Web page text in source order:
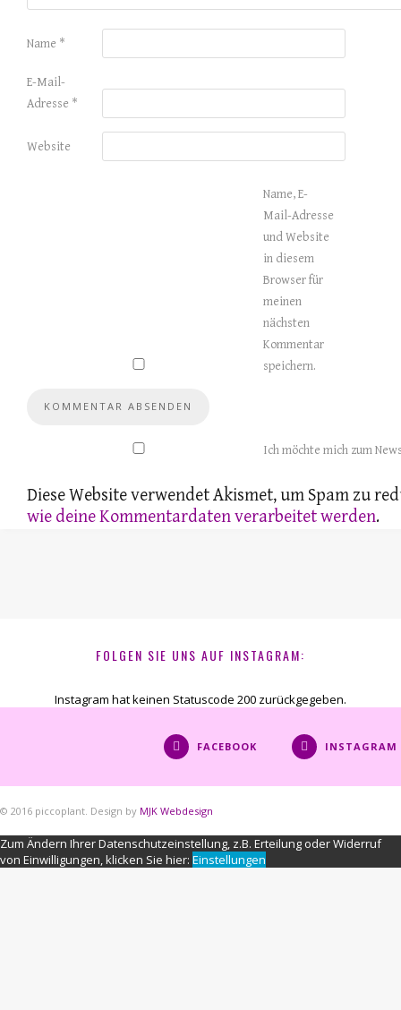
Name *
E-Mail-
Adresse *
Website
Name, E-
Mail-Adresse
und Website
in diesem
Browser für
meinen
nächsten
Kommentar
speichern.
Ich möchte mich zum
Diese Website verwendet Akismet, um Spam zu
wie deine Kommentardaten verarbeitet werden.
FOLGEN SIE UNS AUF INSTAGRAM:
Instagram hat keinen Statuscode 200 zurückgegeben.
FACEBOOK INSTAGRAM
© 2016 piccoplant. Design by MJK Webdesign
Zum Ändern Ihrer Datenschutzeinstellung, z.B. Erteilung oder Widerruf
von Einwilligungen, klicken Sie hier: Einstellungen